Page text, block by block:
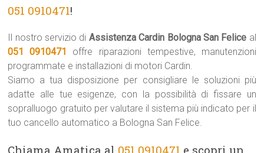
051 0910471!
Il nostro servizio di Assistenza Cardin Bologna San Felice al
051 0910471
offre riparazioni tempestive, manutenzioni
programmate e installazioni di motori Cardin.
Siamo a tua disposizione per consigliare le soluzioni più
adatte alle tue esigenze, con la possibilità di fissare un
sopralluogo gratuito per valutare il sistema più indicato per il
tuo cancello automatico a Bologna San Felice.
Chiama Amatica al 051 0910471 e scopri un